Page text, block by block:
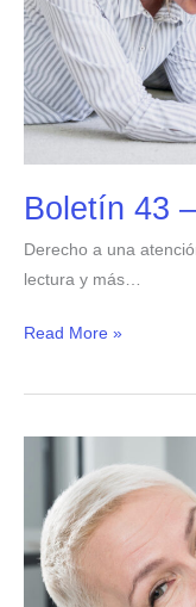
Boletín 43
Derecho a una
lectura y más…
Read More »
Boletín
Octubre
2025